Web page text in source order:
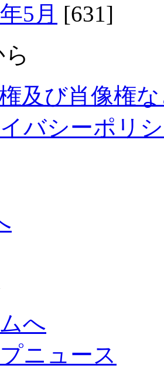
5月 [631]
及び肖像権
バシーポリ
へ
ニュース